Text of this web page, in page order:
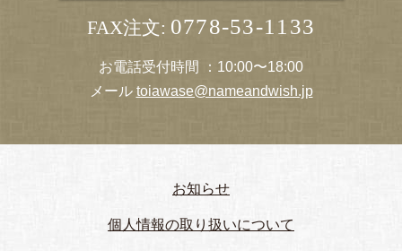
FAX注文: 0778-53-1133
お電話受付時間 ：10:00〜18:00
メール toiawase@nameandwish.jp
お知らせ
個人情報の取り扱いについて